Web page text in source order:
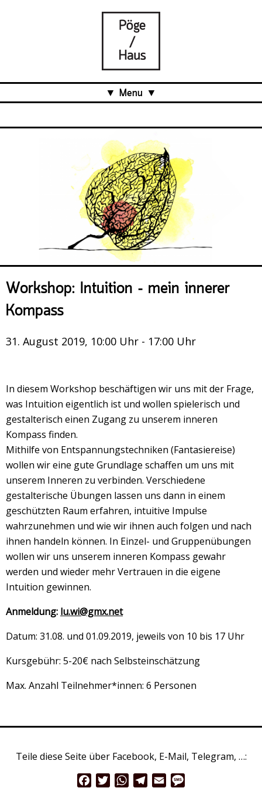
Menu
Projects
Über uns
Was ist das Pöge-Haus?
Team
Organisation
Mitarbeit
Veranstaltungsrückblick
Kontakt und Anfahrt
Workshop: Intuition – mein innerer
Kompass
31. August 2019, 10:00 Uhr - 17:00 Uhr
In diesem Workshop beschäftigen wir uns mit der Frage,
was Intuition eigentlich ist und wollen spielerisch und
gestalterisch einen Zugang zu unserem inneren
Kompass finden.
Mithilfe von Entspannungstechniken (Fantasiereise)
wollen wir eine gute Grundlage schaffen um uns mit
unserem Inneren zu verbinden. Verschiedene
gestalterische Übungen lassen uns dann in einem
geschützten Raum erfahren, intuitive Impulse
wahrzunehmen und wie wir ihnen auch folgen und nach
ihnen handeln können. In Einzel- und Gruppenübungen
wollen wir uns unserem inneren Kompass gewahr
werden und wieder mehr Vertrauen in die eigene
Intuition gewinnen.
Anmeldung: lu.wi@gmx.net
Datum: 31.08. und 01.09.2019, jeweils von 10 bis 17 Uhr
Kursgebühr: 5-20€ nach Selbsteinschätzung
Max. Anzahl Teilnehmer*innen: 6 Personen
Teile diese Seite über Facebook, E-Mail, Telegram, …:
FacebookTwitterWhatsApp
Telegram
Email